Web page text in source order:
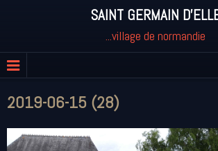
SAINT GERMAIN
...village de normandie
2019-06-15 (28)